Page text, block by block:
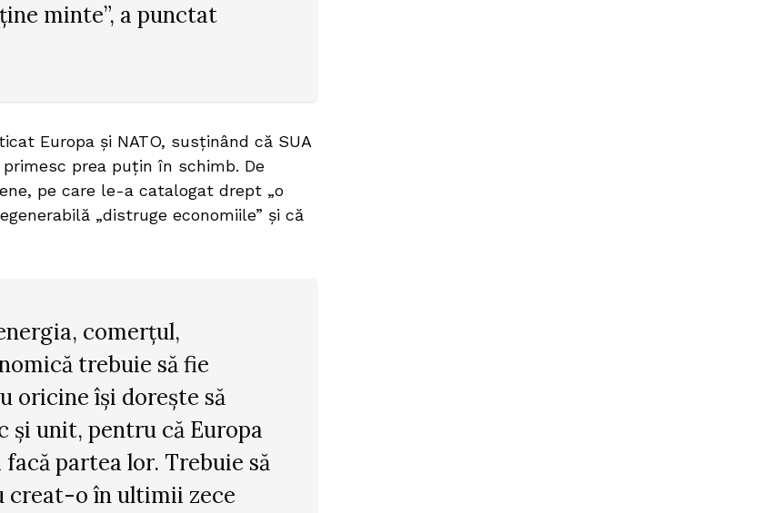
minte”, a punctat
Europa și NATO, susținând că SUA
prea puțin în schimb. De
pe care le-a catalogat drept „o
„distruge economiile” și că
comerțul,
trebuie să fie
oricine își dorește să
și unit, pentru că Europa
partea lor. Trebuie să
creat-o în ultimii zece